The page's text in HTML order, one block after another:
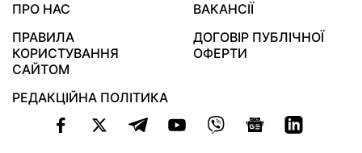
ПРО НАС
ВАКАНСІЇ
ПРАВИЛА
КОРИСТУВАННЯ
САЙТОМ
ДОГОВІР ПУБЛІЧНОЇ
ОФЕРТИ
РЕДАКЦІЙНА ПОЛІТИКА